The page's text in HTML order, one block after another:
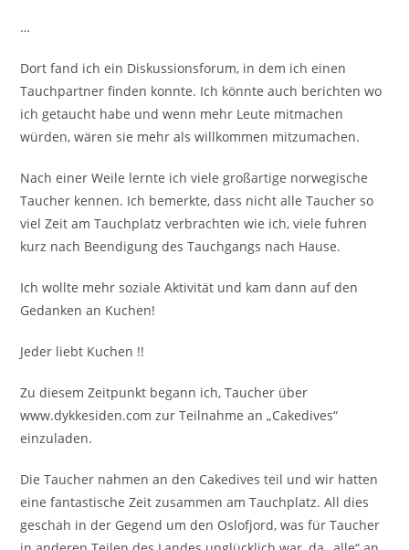
…
Dort fand ich ein Diskussionsforum, in dem ich einen
Tauchpartner finden konnte. Ich könnte auch berichten wo
ich getaucht habe und wenn mehr Leute mitmachen
würden, wären sie mehr als willkommen mitzumachen.
Nach einer Weile lernte ich viele großartige norwegische
Taucher kennen. Ich bemerkte, dass nicht alle Taucher so
viel Zeit am Tauchplatz verbrachten wie ich, viele fuhren
kurz nach Beendigung des Tauchgangs nach Hause.
Ich wollte mehr soziale Aktivität und kam dann auf den
Gedanken an Kuchen!
Jeder liebt Kuchen !!
Zu diesem Zeitpunkt begann ich, Taucher über
www.dykkesiden.com zur Teilnahme an „Cakedives“
einzuladen.
Die Taucher nahmen an den Cakedives teil und wir hatten
eine fantastische Zeit zusammen am Tauchplatz. All dies
geschah in der Gegend um den Oslofjord, was für Taucher